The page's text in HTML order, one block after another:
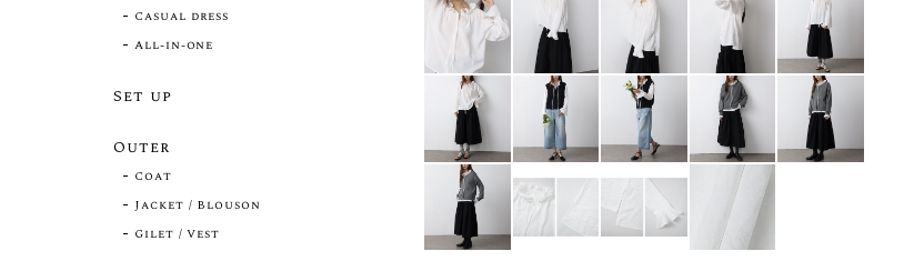
Casual dress
All-in-one
Set up
Outer
Coat
Jacket / Blouson
Gilet / Vest